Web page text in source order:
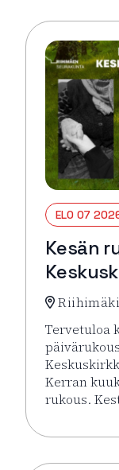
ELO 07
Kesän
Riihimäki
Tervetuloa
Kerran
rukous.
Lue lisää